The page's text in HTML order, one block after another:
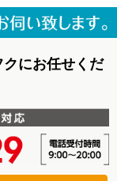
にお任せくだ